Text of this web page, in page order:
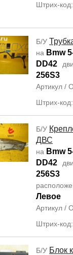
Штрих-
Б/У
на Bmw
DD42
256S3
Артикул /
Штрих-
Б/У
ДВС
на Bmw
DD42
256S3
Левое
Артикул /
Штрих-
Б/У Блок